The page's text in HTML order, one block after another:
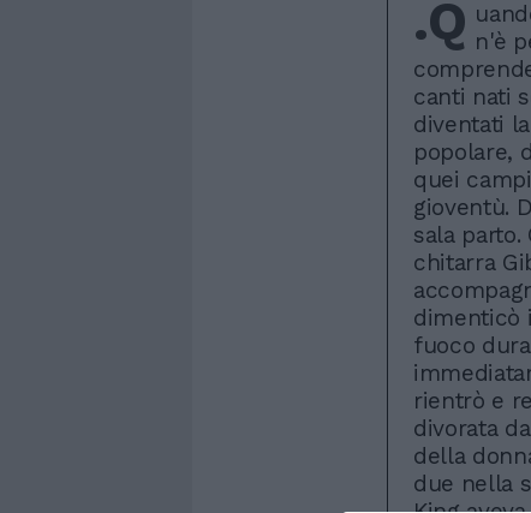
.Q n'è
canti nati
diventati
popolare,
quei
gioventù.
sala
chitarra
dimenticò
fuoco
rientrò e
divorata
della
due nella